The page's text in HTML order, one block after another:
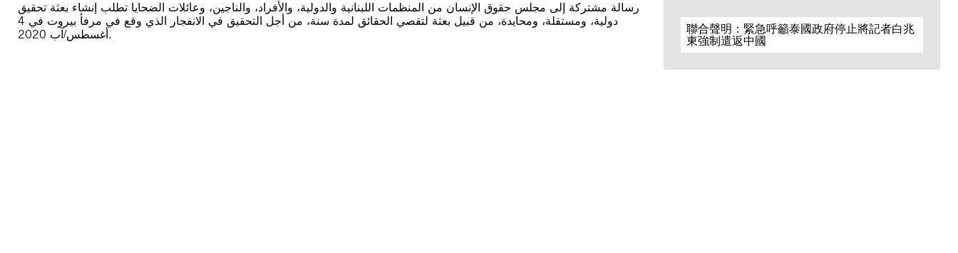
رسالة مشتركة إلى مجلس حقوق الإنسان من المنظمات اللبنانية والدولية، والأفراد، والناجين، وعائلات الضحايا تطلب إنشاء بعثة تحقيق
دولية، ومستقلة، ومحايدة، من قبيل بعثة لتقصي الحقائق لمدة سنة، من أجل التحقيق في الانفجار الذي وقع في مرفأ بيروت في 4
أغسطس/آب 2020.
聯合聲明：緊急呼籲泰國政府停止將記者白兆
東強制遣返中國